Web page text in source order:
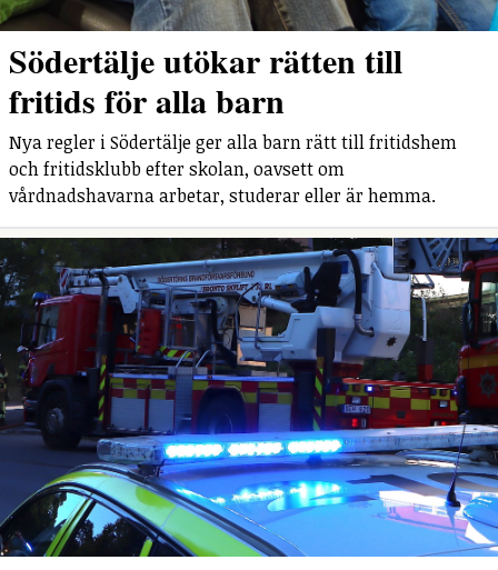
Södertälje utökar rätten till
fritids för alla barn
Nya regler i Södertälje ger alla barn rätt till fritidshem
och fritidsklubb efter skolan, oavsett om
vårdnadshavarna arbetar, studerar eller är hemma.